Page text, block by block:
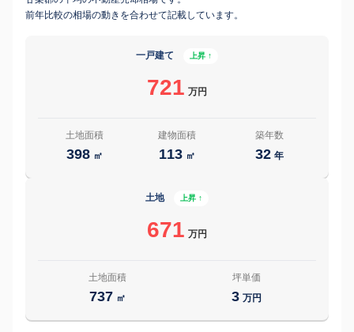
前年比較の相場の動きを合わせて記載しています。
一戸建て 上昇 ↑
721 万円
土地面積
398 ㎡
建物面積
113 ㎡
築年数
32 年
土地 上昇 ↑
671 万円
土地面積
737 ㎡
坪単価
3 万円